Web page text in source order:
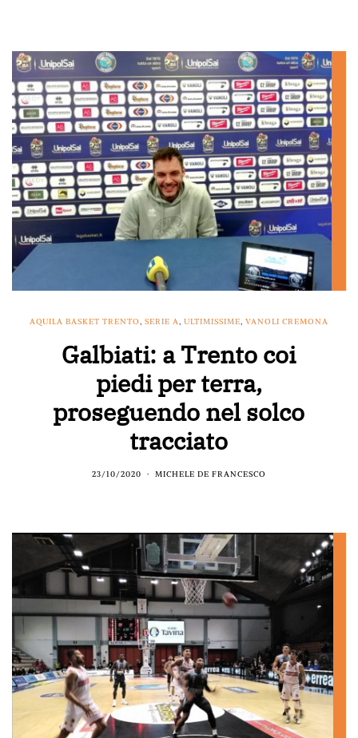
AQUILA BASKET TRENTO, SERIE A, ULTIMISSIME, VANOLI CREMONA
Galbiati: a Trento coi
piedi per terra,
proseguendo nel solco
tracciato
23/10/2020 MICHELE DE FRANCESCO